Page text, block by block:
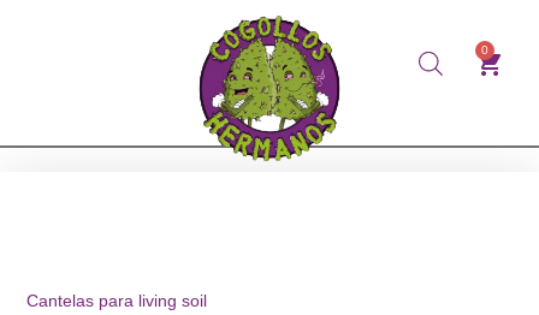
0
Cantelas para living soil